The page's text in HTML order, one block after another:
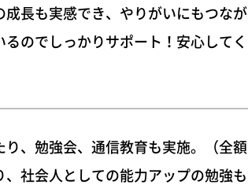
長も実感でき、やりがいにもつなが
のでしっかりサポート！安心してく
、勉強会、通信教育も実施。（全額
社会人としての能力アップの勉強も